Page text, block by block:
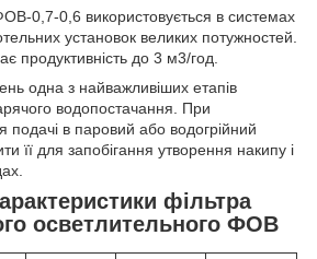
0,7-0,6 використовується в системах
установок великих потужностей.
продуктивність до 3 м3/год.
одна з найважливіших етапів
водопостачання. При
подачі в паровий або водогрійний
її для запобігання утворення накипу і
фільтра
осветлительного ФОВ